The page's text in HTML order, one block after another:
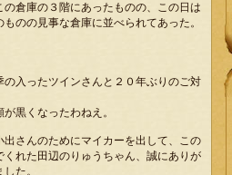
の倉庫の３階にあったものの、この日は
のの見事な倉庫に並べられてあった。
の入ったツインさんと２０年ぶりのご対
黒くなったわねえ。
出さんのためにマイカーを出して、この
くれた田辺のりゅうちゃん、誠にありが
た。